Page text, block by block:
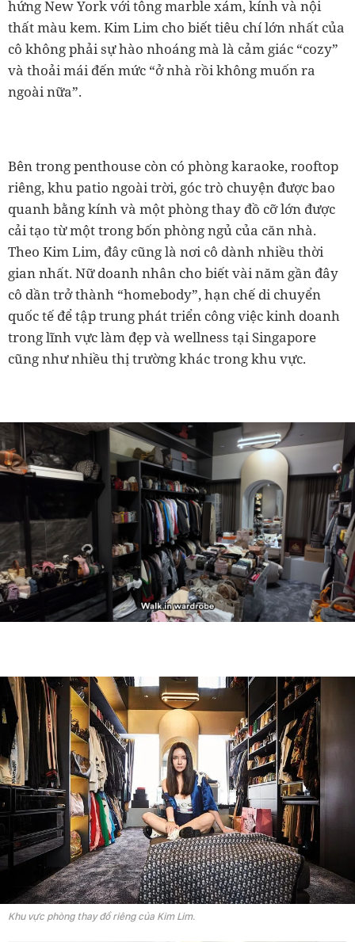
hứng New York với tông marble xám, kính và nội
thất màu kem. Kim Lim cho biết tiêu chí lớn nhất của
cô không phải sự hào nhoáng mà là cảm giác “cozy”
và thoải mái đến mức “ở nhà rồi không muốn ra
ngoài nữa”.
Bên trong penthouse còn có phòng karaoke, rooftop
riêng, khu patio ngoài trời, góc trò chuyện được bao
quanh bằng kính và một phòng thay đồ cỡ lớn được
cải tạo từ một trong bốn phòng ngủ của căn nhà.
Theo Kim Lim, đây cũng là nơi cô dành nhiều thời
gian nhất. Nữ doanh nhân cho biết vài năm gần đây
cô dần trở thành “homebody”, hạn chế di chuyển
quốc tế để tập trung phát triển công việc kinh doanh
trong lĩnh vực làm đẹp và wellness tại Singapore
cũng như nhiều thị trường khác trong khu vực.
Khu vực phòng thay đồ riêng của Kim Lim.